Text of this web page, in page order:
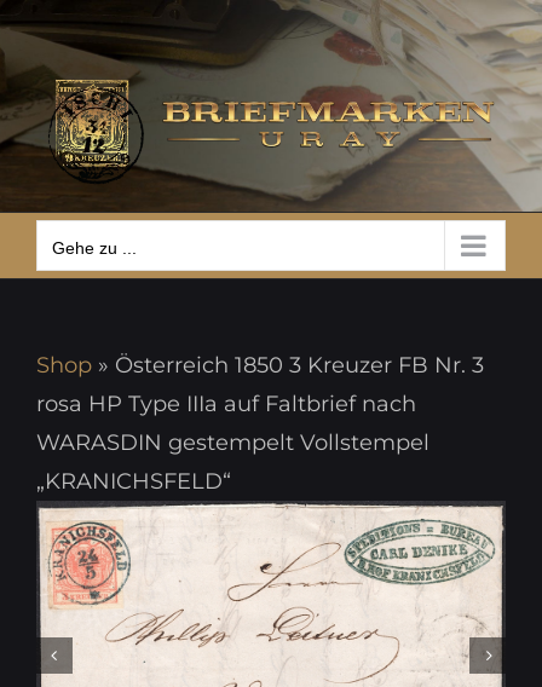
Zum
Inhalt
springen
Gehe zu ...
Gehe zu ...
Shop » Österreich 1850 3 Kreuzer FB Nr. 3
rosa HP Type IIIa auf Faltbrief nach
WARASDIN gestempelt Vollstempel
„KRANICHSFELD“